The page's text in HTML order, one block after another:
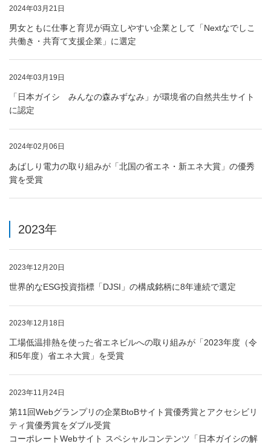
2024年03月21日
男女ともに仕事と育児が両立しやすい企業として「Nextなでしこ
共働き・共育て支援企業」に選定
2024年03月19日
「日本ガイシ みんなの森みずなみ」が環境省の自然共生サイト
に認定
2024年02月06日
あばしり電力の取り組みが「北国の省エネ・新エネ大賞」の優秀
賞を受賞
2023年
2023年12月20日
世界的なESG投資指標「DJSI」の構成銘柄に8年連続で選定
2023年12月18日
工場低温排熱を使った省エネビルへの取り組みが「2023年度（令
和5年度）省エネ大賞」を受賞
2023年11月24日
第11回Webグランプリの企業BtoBサイト賞優秀賞とアクセシビリ
ティ賞優秀賞をダブル受賞
コーポレートWebサイト スペシャルコンテンツ「日本ガイシの解